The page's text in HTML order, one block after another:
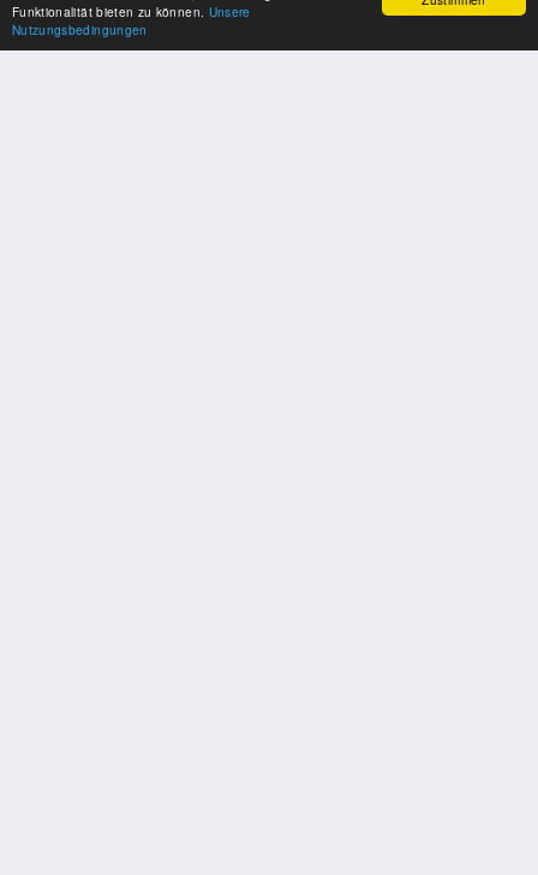
Funktionalität bieten zu können. Unsere
Nutzungsbedingungen